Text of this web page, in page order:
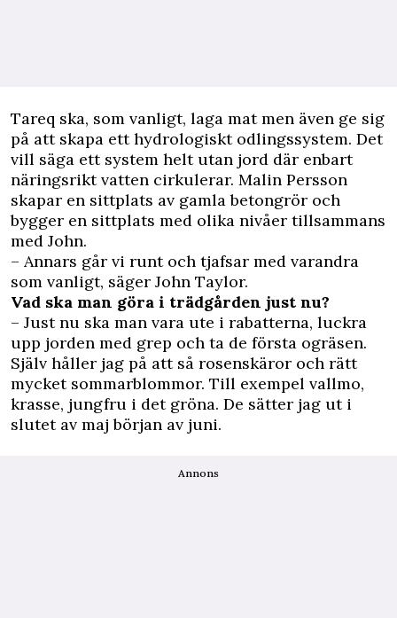
Tareq ska, som vanligt, laga mat men även ge sig
på att skapa ett hydrologiskt odlingssystem. Det
vill säga ett system helt utan jord där enbart
näringsrikt vatten cirkulerar. Malin Persson
skapar en sittplats av gamla betongrör och
bygger en sittplats med olika nivåer tillsammans
med John.
– Annars går vi runt och tjafsar med varandra
som vanligt, säger John Taylor.
Vad ska man göra i trädgården just nu?
– Just nu ska man vara ute i rabatterna, luckra
upp jorden med grep och ta de första ogräsen.
Själv håller jag på att så rosenskäror och rätt
mycket sommarblommor. Till exempel vallmo,
krasse, jungfru i det gröna. De sätter jag ut i
slutet av maj början av juni.
Annons